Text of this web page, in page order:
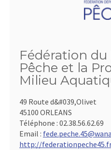
Fédération
Pêche et la
Milieu
49 Route d&#039,Olivet
45100 ORLEANS
Téléphone : 02.38.56.62.69
Email :
http://